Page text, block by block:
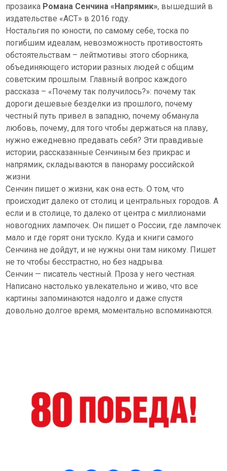
прозаика Романа Сенчина «Напрямик», вышедший в
издательстве «АСТ» в 2016 году.
Ностальгия по юности, по самому себе, тоска по
погибшим идеалам, невозможность противостоять
обстоятельствам – лейтмотивы этого сборника,
объединяющего истории разных людей с общим
советским прошлым. Главный вопрос каждого
рассказа – «Почему так получилось?»: почему так
дороги дешевые безделки из прошлого, почему
честный путь привел в западню, почему обманула
любовь, почему, для того чтобы держаться на плаву,
нужно ежедневно предавать себя? Эти правдивые
истории, рассказанные Сенчиным без прикрас и
напрямик, складываются в панораму российской
жизни.
Сенчин пишет о жизни, как она есть. О том, что
происходит далеко от столиц и центральных городов. А
если и в столице, то далеко от центра с миллионами
новогодних лампочек. Он пишет о России, где лампочек
мало и где горят они тускло. Куда и книги самого
Сенчина не дойдут, и не нужны они там никому. Пишет
не то чтобы бесстрастно, но без надрыва.
Сенчин — писатель честный. Проза у него честная.
Написано настолько увлекательно и живо, что все
картины запоминаются надолго и даже спустя
довольно долгое время, моментально вспоминаются.